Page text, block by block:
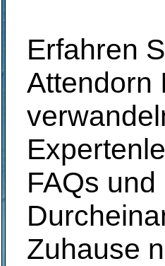
Erfahren
Attendorn
FAQs
Zuhause